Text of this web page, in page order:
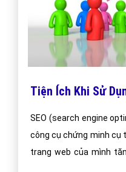
Tiện Ích Khi Sử
SEO (search engine
công cụ chứng minh cụ
trang web của mình